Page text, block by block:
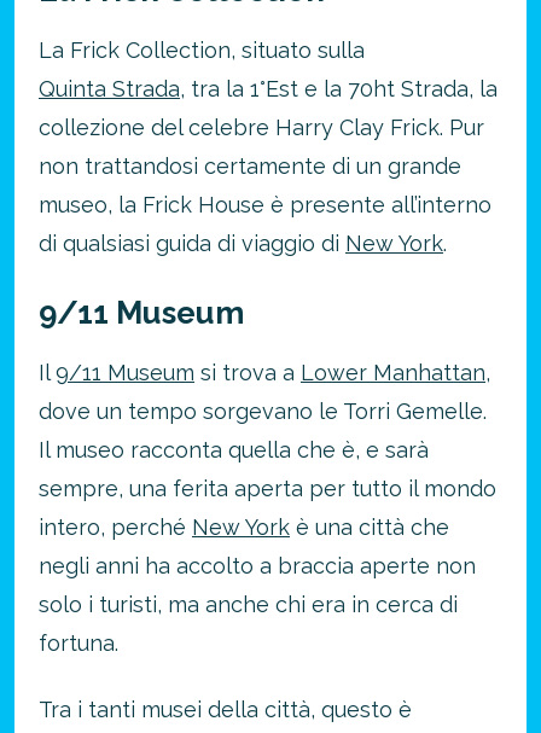
La Frick Collection, situato sulla
Quinta Strada, tra la 1°Est e la 70ht Strada, la
collezione del celebre Harry Clay Frick. Pur
non trattandosi certamente di un grande
museo, la Frick House è presente all’interno
di qualsiasi guida di viaggio di New York.
9/11 Museum
Il9/11 Museum si trova a Lower Manhattan,
dove un tempo sorgevano le Torri Gemelle.
Il museo racconta quella che è, e sarà
sempre, una ferita aperta per tutto il mondo
intero, perché New York è una città che
negli anni ha accolto a braccia aperte non
solo i turisti, ma anche chi era in cerca di
fortuna.
Tra i tanti musei della città, questo è